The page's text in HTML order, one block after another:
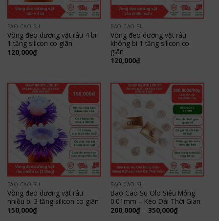
BAO CAO SU
Vòng đeo dương vật râu 4 bi
1 tầng silicon co giãn
120,000₫
BAO CAO SU
Vòng đeo dương vật râu
không bi 1 tầng silicon co
giãn
120,000₫
BAO CAO SU
Vòng đeo dương vật râu
nhiều bi 3 tầng silicon co giãn
150,000₫
BAO CAO SU
Bao Cao Su Olo Siêu Mỏng
0.01mm – Kéo Dài Thời Gian
200,000₫ – 350,000₫Khoảng